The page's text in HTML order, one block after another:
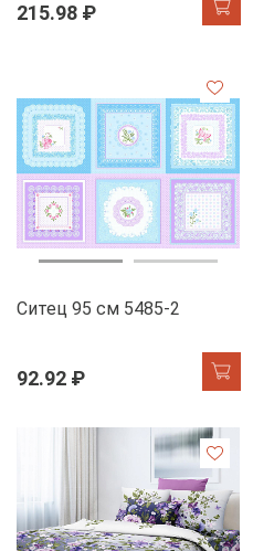
215.98 ₽
Ситец 95 см 5485-2
92.92 ₽